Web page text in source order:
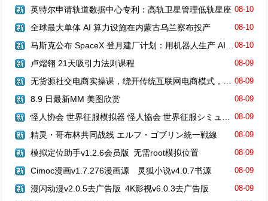
08-10
英特尔申请轨道数据中心专利：高轨卫星管理低轨星座
08-10
全球最大单体 AI 算力设施在内蒙古乌兰察布投产
08-10
马斯克公布 SpaceX 登月建厂计划：用机器人生产 AI 卫星
08-09
卢熠翎 21天吸引力法则课程
08-09
无货源社交电商实操课，绕开传统互联网电商模式，撒豆成兵，实现跨平台交易
08-09
8.9 日最新MM 美图欣赏
08-09
怪人协会 世界征服模拟器 怪人協会 世界征服シミュレーター
08-09
精灵・哥布林共同战线 エルフ・ゴブリン統一戦線
08-09
模拟定位助手v1.2.6会员版 无需root模拟位置
08-09
Cimoc漫画v1.7.276漫画源 灵狐小说v4.0.7书源
08-09
漫闪动漫v2.0.5去广告版 4K影视v6.0.3去广告版